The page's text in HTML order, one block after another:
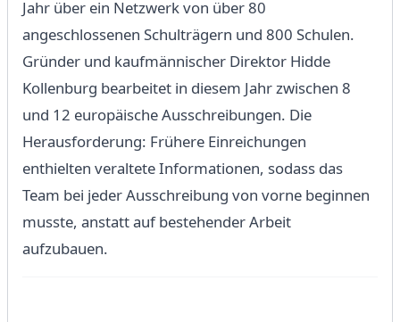
Jahr über ein Netzwerk von über 80
angeschlossenen Schulträgern und 800 Schulen.
Gründer und kaufmännischer Direktor Hidde
Kollenburg bearbeitet in diesem Jahr zwischen 8
und 12 europäische Ausschreibungen. Die
Herausforderung: Frühere Einreichungen
enthielten veraltete Informationen, sodass das
Team bei jeder Ausschreibung von vorne beginnen
musste, anstatt auf bestehender Arbeit
aufzubauen.